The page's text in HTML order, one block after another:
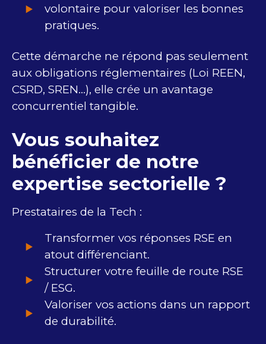
volontaire pour valoriser les bonnes
pratiques​.
Cette démarche ne répond pas seulement
aux obligations réglementaires (Loi REEN,
CSRD​, SREN…), elle crée un avantage
concurrentiel tangible.
Vous souhaitez ​
bénéficier de notre
expertise sectorielle ?
Prestataires de la Tech :
Transformer vos réponses RSE en
atout différenciant​.
Structurer votre feuille de route ​RSE
/ ESG​.
Valoriser vos actions dans un rapport
de durabilité​.